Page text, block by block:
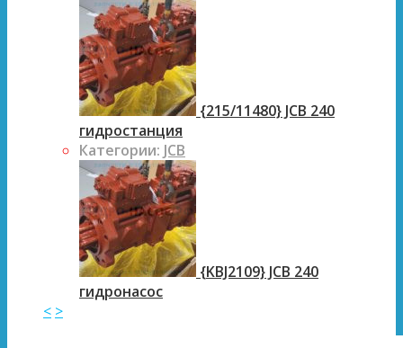
{215/11480} JCB 240
гидростанция
Категории: JCB
{KBJ2109} JCB 240
гидронасос
< >